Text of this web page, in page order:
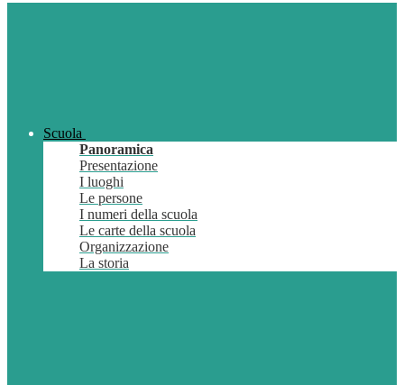
Scuola
Panoramica
Presentazione
I luoghi
Le persone
I numeri della scuola
Le carte della scuola
Organizzazione
La storia